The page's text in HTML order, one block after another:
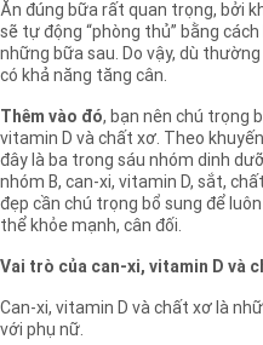
Ăn đúng bữa rất quan trọng, bởi
sẽ tự động “phòng thủ” bằng
những bữa sau. Do vậy, dù
có khả năng tăng cân.
Thêm vào đó, bạn nên chú trọng
vitamin D và chất xơ. Theo
đây là ba trong sáu nhóm dinh
nhóm B, can-xi, vitamin D, sắt,
đẹp cần chú trọng bổ sung để
thể khỏe mạnh, cân đối.
Vai trò của can-xi, vitamin D và
Can-xi, vitamin D và chất xơ là
với phụ nữ.